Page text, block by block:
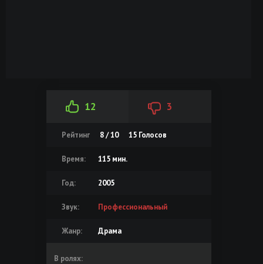
12 3
Рейтинг 8 / 10 15Голосов
Время: 115 мин.
Год: 2005
Звук: Профессиональный
Жанр: Драма
В ролях: